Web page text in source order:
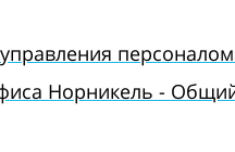
Норникель -